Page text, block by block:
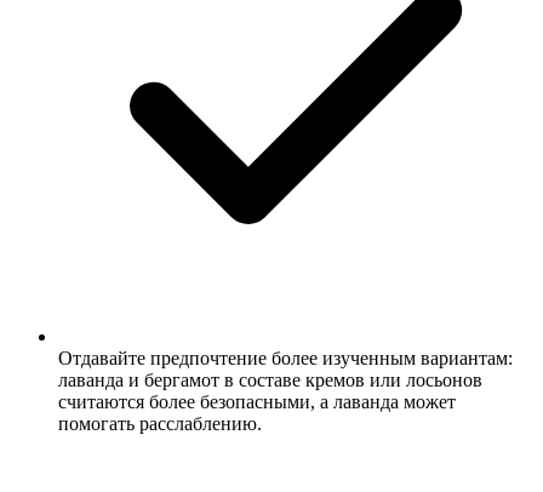
Отдавайте предпочтение более изученным вариантам:
лаванда и бергамот в составе кремов или лосьонов
считаются более безопасными, а лаванда может
помогать расслаблению.